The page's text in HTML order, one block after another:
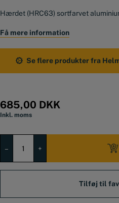
Hærdet (HRC63) sortfarvet
Ridseresistent
Få mere information
Se flere produkter fra
685,00 DKK
Inkl. moms
–
centrervinkel
mm
Hærdet
antal
+